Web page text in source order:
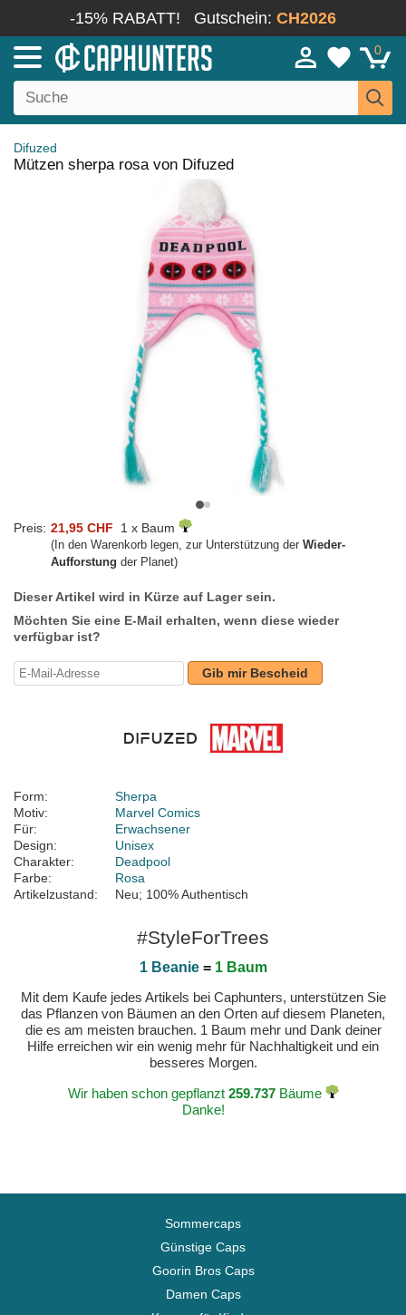
-15% RABATT! Gutschein: CH2026
0
Difuzed
Mützen sherpa rosa von Difuzed
Preis: 21,95 CHF 1 x Baum
(In den Warenkorb legen, zur Unterstützung der Wieder-
Aufforstung der Planet)
Dieser Artikel wird in Kürze auf Lager sein.
Möchten Sie eine E-Mail erhalten, wenn diese wieder
verfügbar ist?
Gib mir Bescheid
Form:
Sherpa
Motiv:
Marvel Comics
Für:
Erwachsener
Design:
Unisex
Charakter:
Deadpool
Farbe:
Rosa
Artikelzustand:
Neu; 100% Authentisch
#StyleForTrees
1 Beanie= 1 Baum
Mit dem Kaufe jedes Artikels bei Caphunters, unterstützen Sie
das Pflanzen von Bäumen an den Orten auf diesem Planeten,
die es am meisten brauchen. 1 Baum mehr und Dank deiner
Hilfe erreichen wir ein wenig mehr für Nachhaltigkeit und ein
besseres Morgen.
Wir haben schon gepflanzt 259.737Bäume
Danke!
Sommercaps
Günstige Caps
Goorin Bros Caps
Damen Caps